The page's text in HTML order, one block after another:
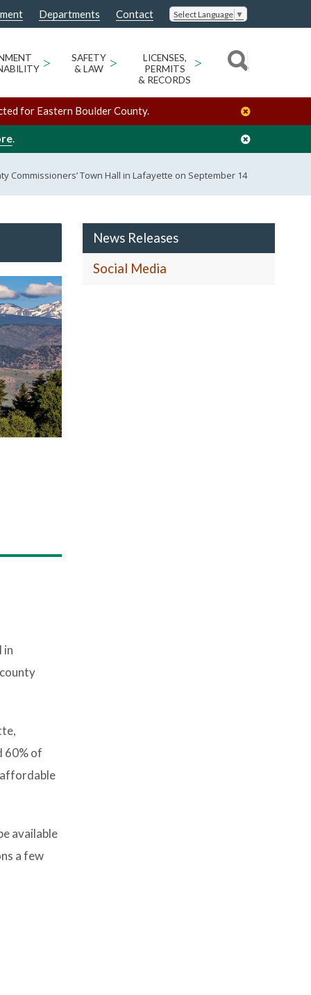
Departments Contact Select Language ▼
>
SAFETY
& LAW
>
LICENSES,
PERMITS
& RECORDS
>
for Eastern Boulder County.
.
Commissioners’ Town Hall in Lafayette on September 14
in
60% of
affordable
available
a few
News Releases
Social Media